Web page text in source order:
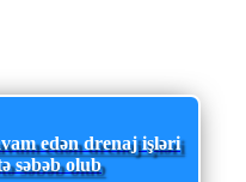
edən drenaj işləri
səbəb olub